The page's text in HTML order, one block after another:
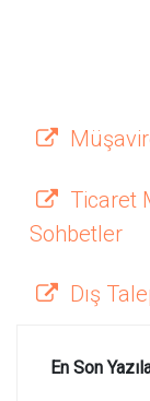
Ticaret
Sohbetler
Dış
En Son